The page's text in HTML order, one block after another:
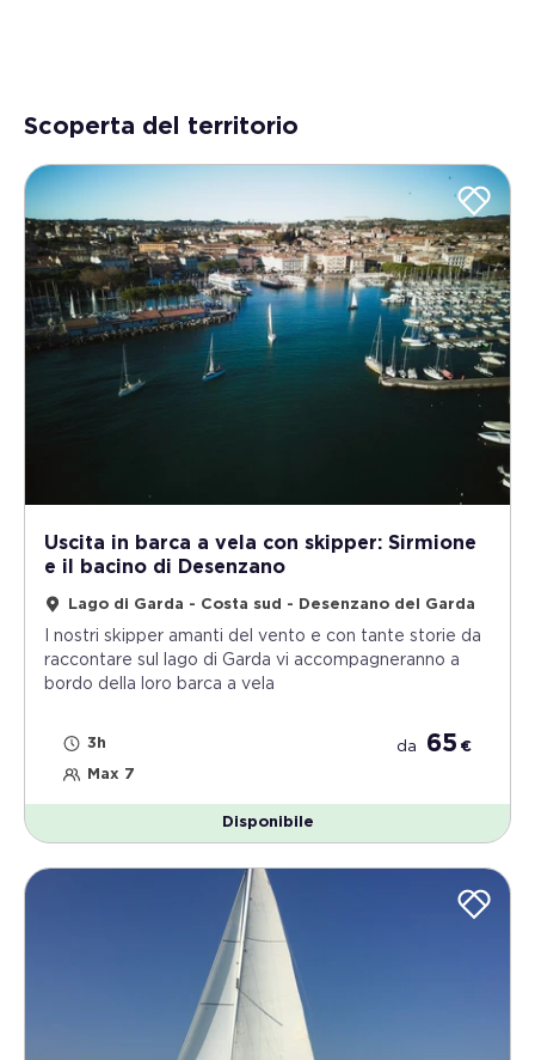
Scoperta del territorio
Uscita in barca a vela con skipper: Sirmione
e il bacino di Desenzano
Lago di Garda - Costa sud - Desenzano del Garda
I nostri skipper amanti del vento e con tante storie da
raccontare sul lago di Garda vi accompagneranno a
bordo della loro barca a vela
3h
Max 7
da 65 €
Disponibile